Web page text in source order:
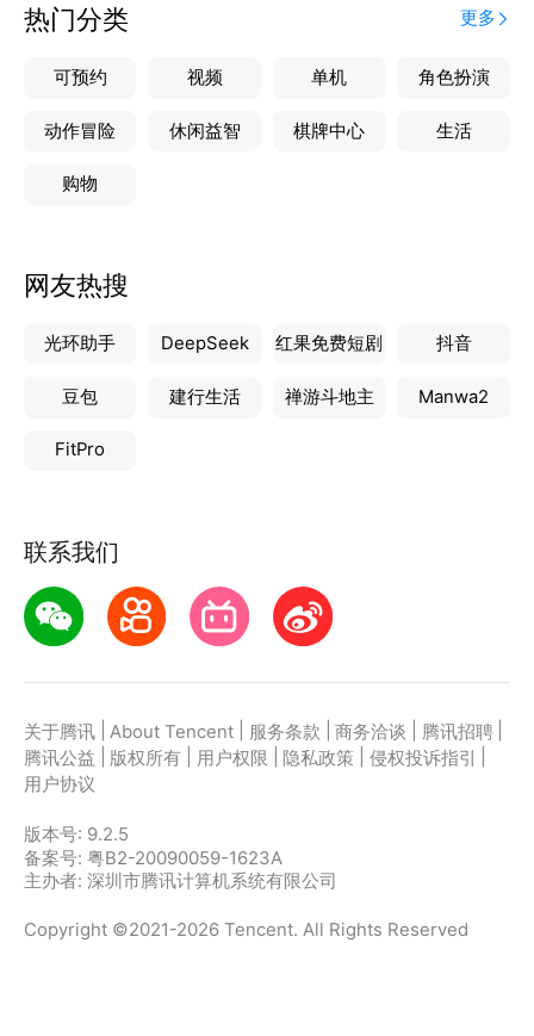
热门分类 更多
可预约 视频 单机 角色扮演
动作冒险 休闲益智 棋牌中心 生活
购物
网友热搜
光环助手 DeepSeek 红果免费短剧 抖音
豆包 建行生活 禅游斗地主 Manwa2
FitPro
联系我们
关于腾讯 About Tencent 服务条款 商务洽谈 腾讯招聘
腾讯公益
版权所有 用户权限 隐私政策 侵权投诉指引
用户协议
版本号: 9.2.5
备案号: 粤B2-20090059-1623A
主办者: 深圳市腾讯计算机系统有限公司
Copyright ©2021-2026 Tencent. All Rights Reserved